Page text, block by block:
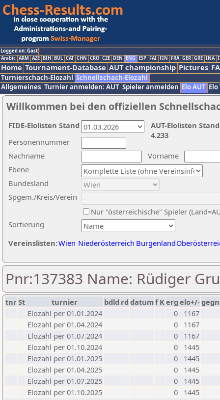
Logged on: Gast
Arabic ARM AZE BIH BUL CAT CHN CRO CZE DEN ENG ESP FAI FIN FRA GER GRE INA
Home Tournament-Database AUT championship Pictures
Turnierschach-Elozahl Schnellschach-Elozahl
Allgemeines Turnier anmelden: AUT Spieler anmelden Elo AUT
Willkommen bei den offiziellen
Nachname
Vorname
Ebene
Sortierung
Personennummer
Bundesland
Spgem./Kreis/Verein
Nur "österreichische" Spieler
Vereinslisten:Wien Niederösterreich Burgenland
AUT-Elolisten
4.233
FIDE-Elolisten Stand
Pnr:137383 Name: Rüdiger
tnrSt turnier bdld rd datumf Kerg elo+/-
Elozahl per 01.01.2024
0
1167
Elozahl per 01.04.2024
0
1167
Elozahl per 01.07.2024
0
1167
Elozahl per 01.10.2024
0
1445
Elozahl per 01.01.2025
0
1445
Elozahl per 01.04.2025
0
1445
Elozahl per 01.07.2025
0
1445
Elozahl per 01.10.2025
0
1445